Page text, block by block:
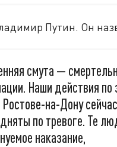
Путин. Он
смута —
Наши действия
Ростове-на-Дону
по тревоге. Те
наказание,